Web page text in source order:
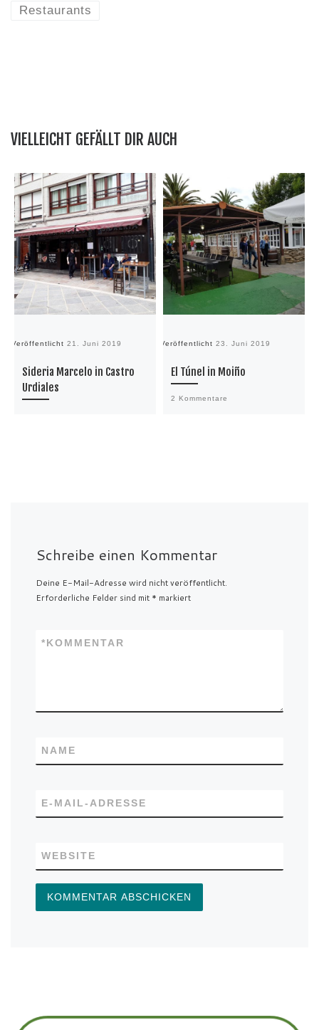
Restaurants
VIELLEICHT GEFÄLLT DIR AUCH
Veröffentlicht 21. Juni 2019
Sideria Marcelo in Castro
Urdiales
Veröffentlicht 23. Juni 2019
El Túnel in Moiño
2 Kommentare
Schreibe einen Kommentar
Deine E-Mail-Adresse wird nicht veröffentlicht.
Erforderliche Felder sind mit * markiert
KOMMENTAR
*
NAME
E-MAIL-ADRESSE
WEBSITE